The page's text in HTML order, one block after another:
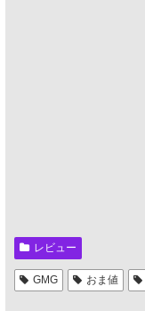
レビュー
GMG おま値